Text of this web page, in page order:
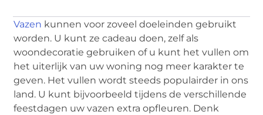
Vazen kunnen voor zoveel doeleinden gebruikt
worden. U kunt ze cadeau doen, zelf als
woondecoratie gebruiken of u kunt het vullen om
het uiterlijk van uw woning nog meer karakter te
geven. Het vullen wordt steeds populairder in ons
land. U kunt bijvoorbeeld tijdens de verschillende
feestdagen uw vazen extra opfleuren. Denk